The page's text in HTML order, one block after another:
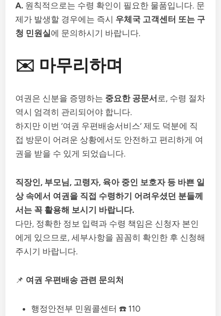
A. 원칙적으로는 수령 확인이 필요한 물품입니다. 문
제가 발생할 경우에는 즉시 우체국 고객센터 또는 구
청 민원실에 문의하시기 바랍니다.
✉️ 마무리하며
여권은 신분을 증명하는 중요한 공문서 로, 수령 절차
역시 엄격히 관리되어야 합니다.
하지만 이번 ‘여권 우편배송서비스’ 제도 덕분에 직
접 방문이 어려운 상황에서도 안전하고 편리하게 여
권을 받을 수 있게 되었습니다.
직장인, 부모님, 고령자, 육아 중인 보호자 등 바쁜 일
상 속에서 여권을 직접 수령하기 어려우셨던 분들께
서는 꼭 활용해 보시기 바랍니다.
다만, 정확한 정보 입력과 수령 책임은 신청자 본인
에게 있으므로, 세부사항을 꼼꼼히 확인한 후 신청해
주시기 바랍니다.
📌 여권 우편배송 관련 문의처
행정안전부 민원콜센터 ☎️ 110